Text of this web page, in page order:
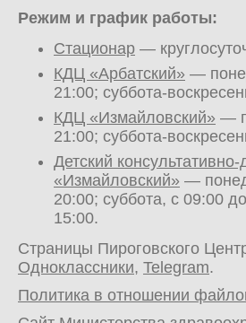
Режим и график работы:
Стационар —
КДЦ «Арбатский» —
21:00; суббота-
КДЦ «Измайловский» —
21:00; суббота-
Детский
«Измайловский» —
20:00; суббота, с 09:00
15:00.
Страницы Пироговского
Одноклассники, Telegram.
Политика в отношении